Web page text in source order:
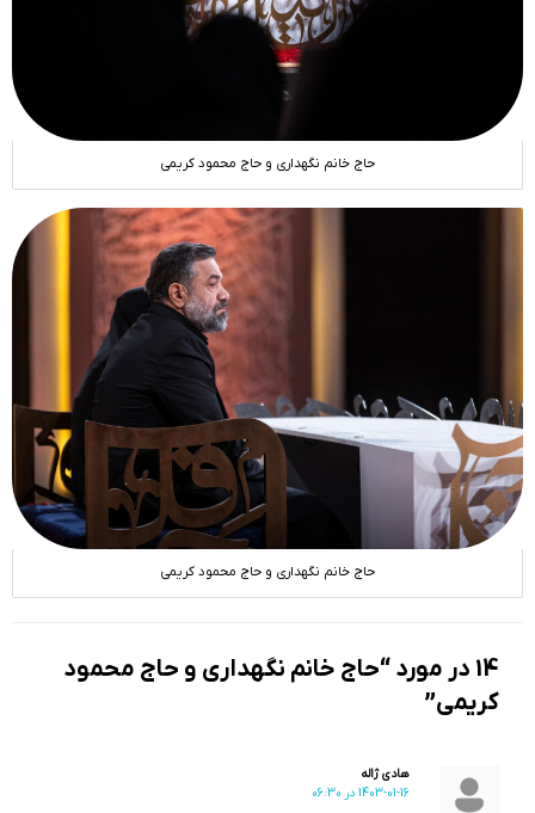
حاج خانم نگهداری و حاج محمود کریمی
حاج خانم نگهداری و حاج محمود کریمی
14 در مورد “حاج خانم نگهداری و حاج محمود
کریمی”
هادی ژاله
1403-01-16 در 06:30